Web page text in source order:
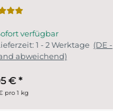
(DE -